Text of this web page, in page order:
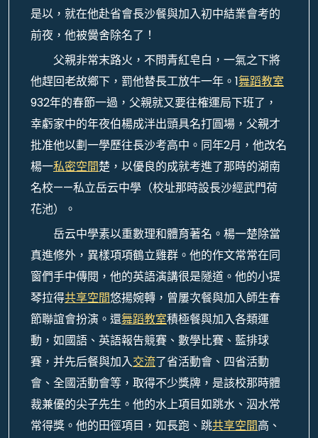
是以，就在他赴省會長沙餐與加入初中結業會考的
前夜，他被黌舍除名了！
父親非常末路火，不問青紅皂白，一氣之下將
他趕回老故鄉下，罰他替長工放牛一年。1舞蹈教室
932年的春節一過，父親就又要往榷運局下班了，
幸虧家中的年夜伯楊成泮出頭具名打圓場，父親才
批准他以劃一學歷往長沙考高中。同年2月，他改名
楊一私密空間楚，以優良的成就考進了那時的湖南
名校——私立岳云中學（校址那時設長沙經武門荷
花池）。
岳云中學素以重數理和體育著名。楊一楚除當
真進修外，異樣項項鶴立雞群。他的作文常常在同
窗們手中傳閱，他的英語演講很是隧道。他的小提
琴拉得共享空間悠揚婉轉，曾屢次餐與加入師生春
節聯誼會扮演。還舞蹈教室積極餐與加入各類運
動，如國語、英語報告競賽、數學比賽、藍排球
賽，并先后餐與加入交流了省活動會、四省活動
會、全國活動會等，取得不少獎牌，是該校那時體
裁兼優的尖子先生。他的水上項目如跳水、泅水常
常得獎。他的田徑項目，如長跑、跳共享空間高、